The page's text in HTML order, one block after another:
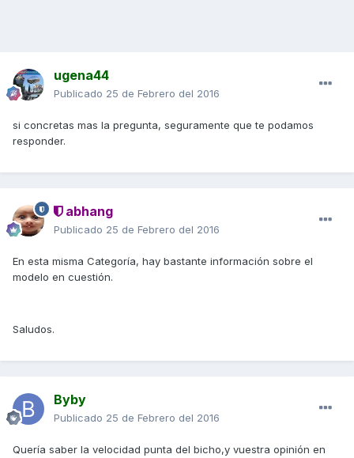
ugena44
Publicado 25 de Febrero del 2016
si concretas mas la pregunta, seguramente que te podamos
responder.
abhang
Publicado 25 de Febrero del 2016
En esta misma Categoría, hay bastante información sobre el
modelo en cuestión.
Saludos.
Byby
Publicado 25 de Febrero del 2016
Quería saber la velocidad punta del bicho,y vuestra opinión en